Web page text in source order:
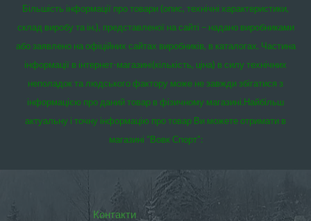
Більшість інформації про товари (опис, технічні характеристики,
склад виробу та ін.), представленої на сайті – надано виробниками
або заявлено на офіційних сайтах виробників, в каталогах. Частина
інформації в інтернет-магазині(кількість, ціна) в силу технічних
неполадок та людського фактору може не завжди збігатися з
інформацією про даний товар в фізичному магазині.Найбільш
актуальну і точну інформацію про товар Ви можете отримати в
магазині “Вовк Спорт”:
Контакти